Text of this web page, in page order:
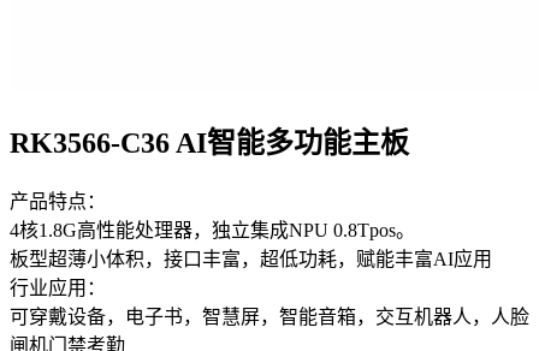
RK3566-C36 AI智能多功能主板
产品特点：
4核1.8G高性能处理器，独立集成NPU 0.8Tpos。
板型超薄小体积，接口丰富，超低功耗，赋能丰富AI应用
行业应用：
可穿戴设备，电子书，智慧屏，智能音箱，交互机器人，人脸
闸机门禁考勤